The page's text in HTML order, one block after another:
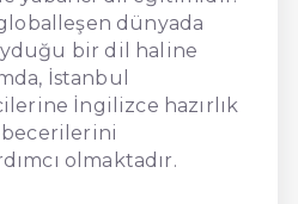
dünyada
bir dil haline
İstanbul
İngilizce hazırlık
becerilerini
olmaktadır.